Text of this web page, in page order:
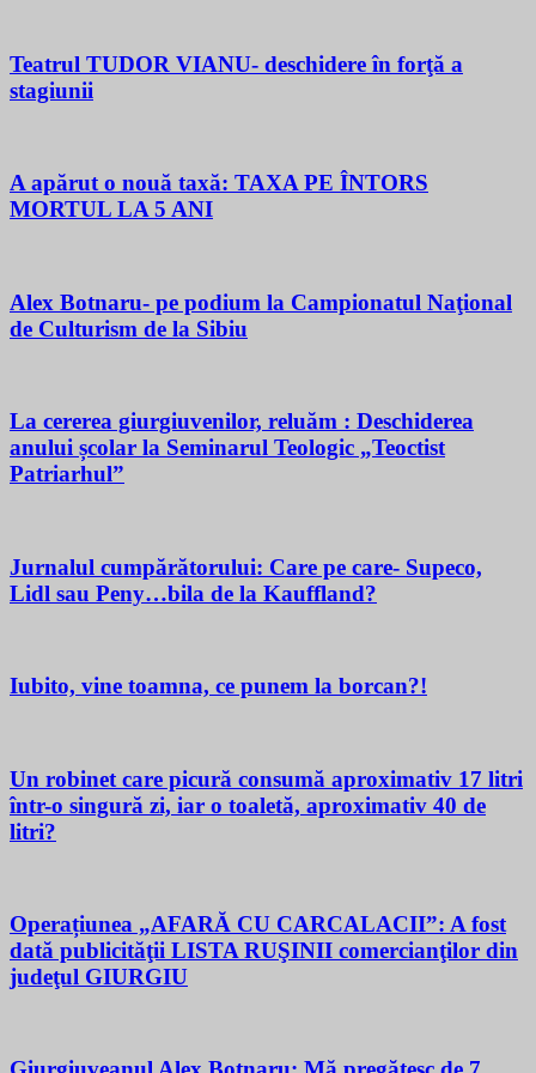
Teatrul TUDOR VIANU- deschidere în forţă a
stagiunii
A apărut o nouă taxă: TAXA PE ÎNTORS
MORTUL LA 5 ANI
Alex Botnaru- pe podium la Campionatul Naţional
de Culturism de la Sibiu
La cererea giurgiuvenilor, reluăm : Deschiderea
anului școlar la Seminarul Teologic „Teoctist
Patriarhul”
Jurnalul cumpărătorului: Care pe care- Supeco,
Lidl sau Peny…bila de la Kauffland?
Iubito, vine toamna, ce punem la borcan?!
Un robinet care picură consumă aproximativ 17 litri
într-o singură zi, iar o toaletă, aproximativ 40 de
litri?
Operațiunea „AFARĂ CU CARCALACII”: A fost
dată publicităţii LISTA RUŞINII comercianţilor din
judeţul GIURGIU